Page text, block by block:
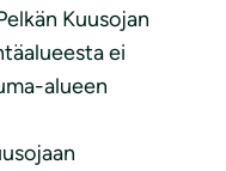
Kuusojan
ei
alueen